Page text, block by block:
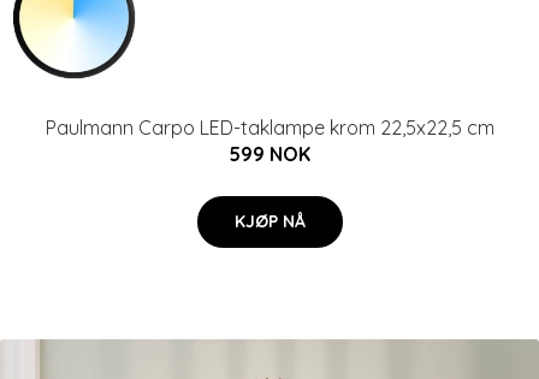
Paulmann Carpo LED-taklampe krom 22,5x22,5 cm
599 NOK
KJØP NÅ